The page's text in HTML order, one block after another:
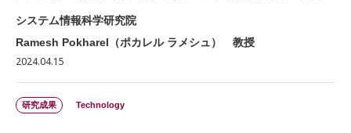
システム情報科学研究院
Ramesh Pokharel（ポカレル ラメシュ） 教授
2024.04.15
研究成果 Technology